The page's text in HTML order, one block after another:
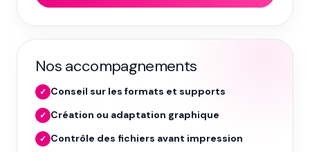
Nos accompagnements
✓ Conseil sur les formats et supports
✓ Création ou adaptation graphique
✓ Contrôle des fichiers avant impression